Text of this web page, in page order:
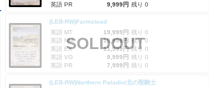
英語 PR
9,999円 残り 0
(LEB-RW)Farmstead
英語 MT
19,999円 残り 0
英語 NM
15,999円 残り 0
英語 EX
11,999円 残り 0
英語 VG
9,999円 残り 0
英語 PR
7,999円 残り 0
SOLDOUT
(LEB-RW)Northern Paladin/北の聖騎士